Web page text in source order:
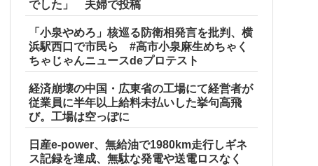
でした」 夫婦で投稿
「小泉やめろ」核巡る防衛相発言を批判、横
浜駅西口で市民ら #高市小泉麻生めちゃく
ちゃじゃんニュースdeプロテスト
経済崩壊の中国・広東省の工場にて経営者が
従業員に半年以上給料未払いした挙句高飛
び。工場は空っぽに
日産e-power、無給油で1980km走行しギネ
ス記録を達成、無駄な発電や送電ロスなく